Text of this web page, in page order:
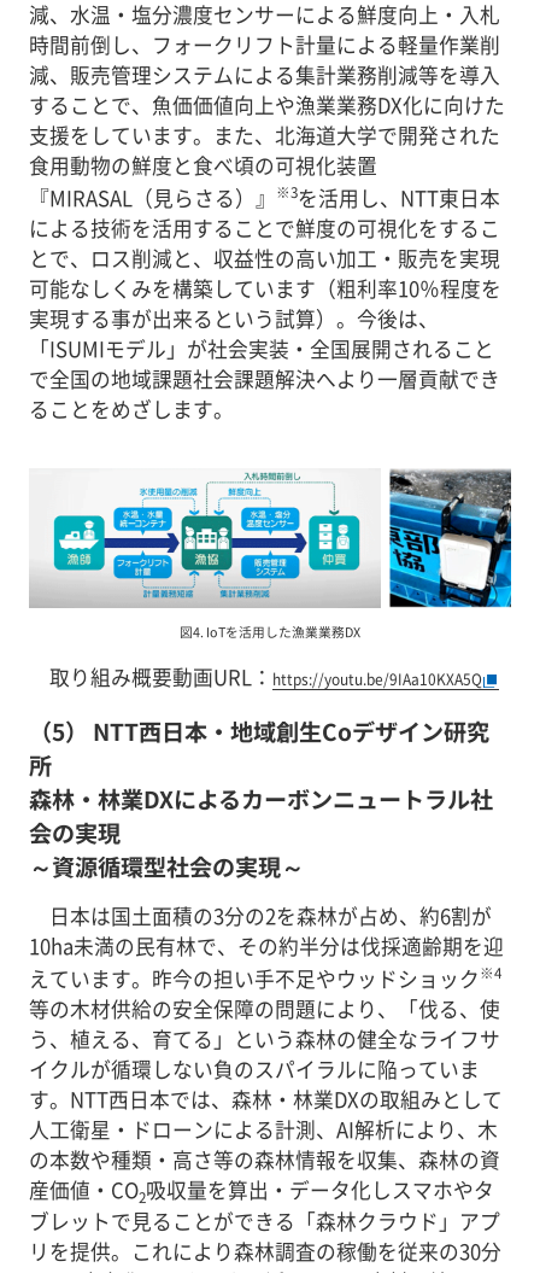
減、水温・塩分濃度センサーによる鮮度向上・入札
時間前倒し、フォークリフト計量による軽量作業削
減、販売管理システムによる集計業務削減等を導入
することで、魚価価値向上や漁業業務DX化に向けた
支援をしています。また、北海道大学で開発された
食用動物の鮮度と食べ頃の可視化装置
『MIRASAL（見らさる）』
※3を活用し、NTT東日本
による技術を活用することで鮮度の可視化をするこ
とで、ロス削減と、収益性の高い加工・販売を実現
可能なしくみを構築しています（粗利率10％程度を
実現する事が出来るという試算）。今後は、
「ISUMIモデル」が社会実装・全国展開されること
で全国の地域課題社会課題解決へより一層貢献でき
ることをめざします。
図4. IoTを活用した漁業業務DX
取り組み概要動画URL： https://youtu.be/9IAa10KXA5Q
（5） NTT西日本・地域創生Coデザイン研究
所
森林・林業DXによるカーボンニュートラル社
会の実現
～資源循環型社会の実現～
日本は国土面積の3分の2を森林が占め、約6割が
10ha未満の民有林で、その約半分は伐採適齢期を迎
えています。昨今の担い手不足やウッドショック※4
等の木材供給の安全保障の問題により、「伐る、使
う、植える、育てる」という森林の健全なライフサ
イクルが循環しない負のスパイラルに陥っていま
す。NTT西日本では、森林・林業DXの取組みとして
人工衛星・ドローンによる計測、AI解析により、木
の本数や種類・高さ等の森林情報を収集、森林の資
産価値・CO2吸収量を算出・データ化しスマホやタ
ブレットで見ることができる「森林クラウド」アプ
リを提供。これにより森林調査の稼働を従来の30分